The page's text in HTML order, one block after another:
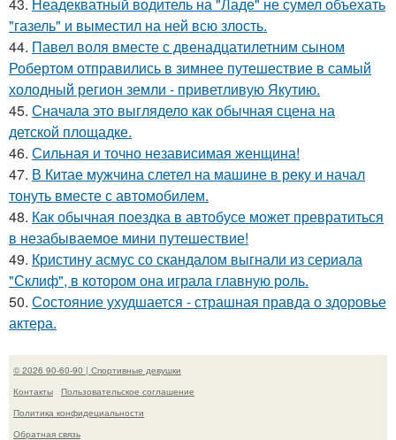
"газель" и выместил на ней всю злость.
44. Павел воля вместе с двенадцатилетним сыном
Робертом отправились в зимнее путешествие в самый
холодный регион земли - приветливую Якутию.
45. Сначала это выглядело как обычная сцена на
детской площадке.
46. Сильная и точно независимая женщина!
47. В Китае мужчина слетел на машине в реку и начал
тонуть вместе с автомобилем.
48. Как обычная поездка в автобусе может превратиться
в незабываемое мини путешествие!
49. Кристину асмус со скандалом выгнали из сериала
"Склиф", в котором она играла главную роль.
50. Состояние ухудшается - страшная правда о здоровье
актера.
© 2026 90-60-90 | Спортивные девушки
Контакты
Пользовательское соглашение
Политика конфидециальности
Обратная связь